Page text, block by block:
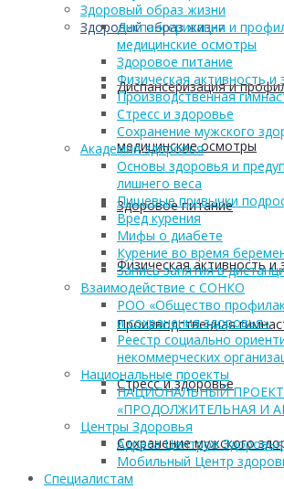
Здоровый образ жизни
Диспансеризация и
медицинские осмотры
Здоровое питание
Физическая активность и
Производственная
Стресс и здоровье
Сохранение мужского
Здоровый образ жизни
Диспансеризация и
медицинские осмотры
Здоровое питание
Физическая активность и
Производственная
Стресс и здоровье
Сохранение мужского
Академия здоровья
Основы здоровья и
лишнего веса
Пищевые привычки
Вред курения
Мифы о диабете
Курение во время
Запись занятия в
Взаимодействие с СОНКО
РОО «Общество
и сохранения здоровья»
Реестр социально
некоммерческих
Национальные проекты
НАЦИОНАЛЬНЫЙ ПРОЕКТ
«ПРОДОЛЖИТЕЛЬНАЯ И
Центры Здоровья
Адреса Центров Здоровья
Мобильный Центр
Cпециалистам